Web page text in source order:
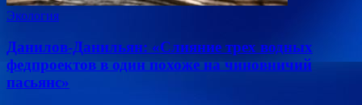
Экология
Данилов-Данильян: «Слияние трех водных
федпроектов в один похоже на чиновничий
пасьянс»